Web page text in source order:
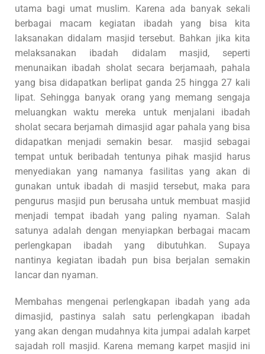
utama bagi umat muslim. Karena ada banyak sekali
berbagai macam kegiatan ibadah yang bisa kita
laksanakan didalam masjid tersebut. Bahkan jika kita
melaksanakan ibadah didalam masjid, seperti
menunaikan ibadah sholat secara berjamaah, pahala
yang bisa didapatkan berlipat ganda 25 hingga 27 kali
lipat. Sehingga banyak orang yang memang sengaja
meluangkan waktu mereka untuk menjalani ibadah
sholat secara berjamah dimasjid agar pahala yang bisa
didapatkan menjadi semakin besar. masjid sebagai
tempat untuk beribadah tentunya pihak masjid harus
menyediakan yang namanya fasilitas yang akan di
gunakan untuk ibadah di masjid tersebut, maka para
pengurus masjid pun berusaha untuk membuat masjid
menjadi tempat ibadah yang paling nyaman. Salah
satunya adalah dengan menyiapkan berbagai macam
perlengkapan ibadah yang dibutuhkan. Supaya
nantinya kegiatan ibadah pun bisa berjalan semakin
lancar dan nyaman.
Membahas mengenai perlengkapan ibadah yang ada
dimasjid, pastinya salah satu perlengkapan ibadah
yang akan dengan mudahnya kita jumpai adalah karpet
sajadah roll masjid. Karena memang karpet masjid ini